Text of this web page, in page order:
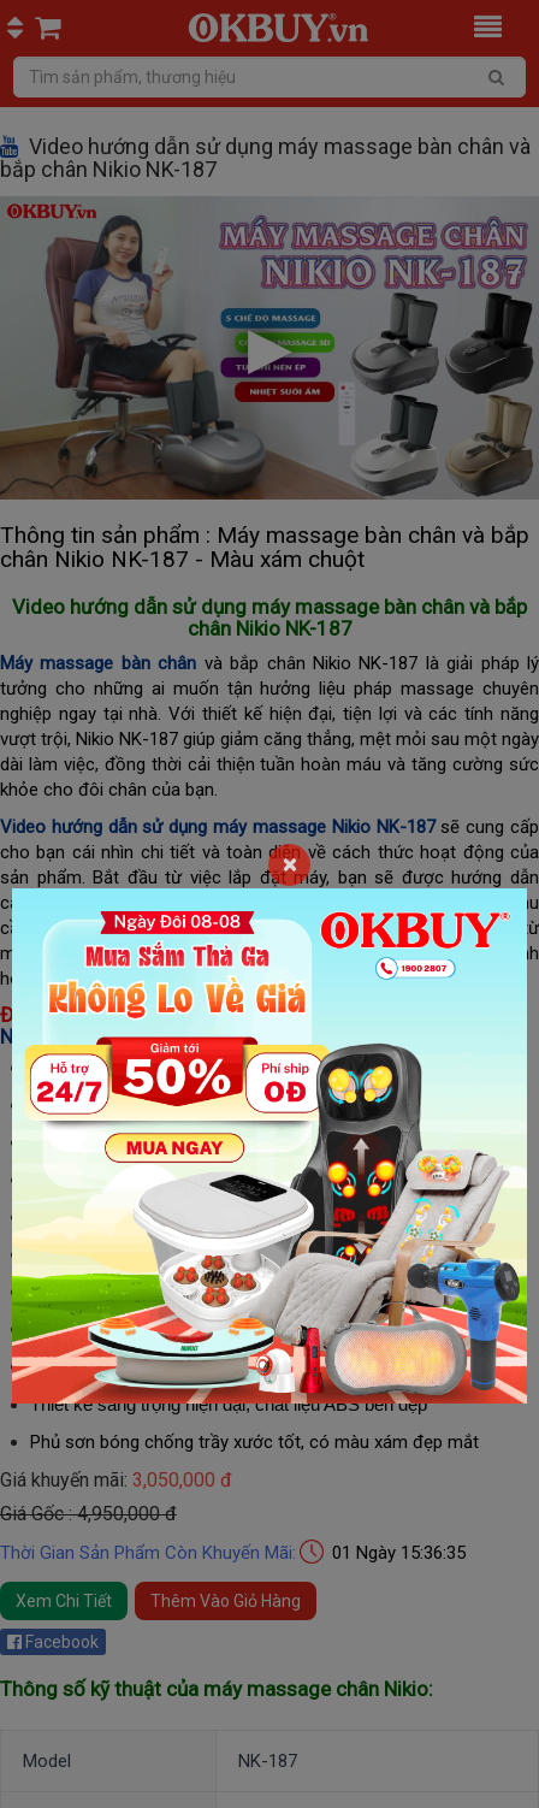
Video hướng dẫn sử dụng máy massage bàn chân và
bắp chân Nikio NK-187
Thông tin sản phẩm : Máy massage bàn chân và bắp
chân Nikio NK-187 - Màu xám chuột
Video hướng dẫn sử dụng máy massage bàn chân và bắp
chân Nikio NK-187
Máy massage bàn chân và bắp chân Nikio NK-187 là giải pháp lý
tưởng cho những ai muốn tận hưởng liệu pháp massage chuyên
nghiệp ngay tại nhà. Với thiết kế hiện đại, tiện lợi và các tính năng
vượt trội, Nikio NK-187 giúp giảm căng thẳng, mệt mỏi sau một ngày
dài làm việc, đồng thời cải thiện tuần hoàn máu và tăng cường sức
khỏe cho đôi chân của bạn.
Video hướng dẫn sử dụng máy massage Nikio NK-187sẽ cung cấp
cho bạn cái nhìn chi tiết và toàn diện về cách thức hoạt động của
sản phẩm. Bắt đầu từ việc lắp đặt máy, bạn sẽ được hướng dẫn
cách kết nối nguồn điện và điều chỉnh các thông số phù hợp với nhu
cầu cá nhân. Video sẽ giới thiệu các chế độ massage khác nhau, từ
massage nhẹ nhàng đến các chế độ mạnh mẽ hơn, giúp bạn linh
hoạt trong việc lựa chọn phương pháp thư giãn tối ưu.
Đặc điểm nổi bật của máy massage bàn chân và bắp chân
Nikio NK-187:
3 tính năng massage: con lăn, túi khí và nhiệt sưởi
Sử dụng con lăn 3D, massage các huyệt đạo bàn chân
Sử dụng túi khí nắn bóp mu bàn chân, gót chân, bắp chân.
Sử dụng nhiệt sưởi ấmgiúp máu huyết lưu thông
9 cường độ xoa bóp mạnh nhẹ tùy chỉnh theo nhu cầu
5 chế độ matxa cho bạn trải nghiệm thư giãn hoàn hảo
3 chế độ massage bắp chân tùy chỉnh theo nhu cầu
Tính năng hẹn giờ có 6 mốc: 5-10-15-20-25-30 phút.
Bảng điều khiển điện tử, hỗ trợ thêm remote điều khiển
Thiết kế sang trọng hiện đại, chất liệu ABS bền đẹp
Phủ sơn bóng chống trầy xước tốt, có màu xám đẹp mắt
Giá khuyến mãi: 3,050,000 đ
Giá Gốc : 4,950,000 đ
Thời Gian Sản Phẩm Còn Khuyến Mãi: 01 Ngày 15:36:34
Xem Chi Tiết Thêm Vào Giỏ Hàng
Facebook
Thông số kỹ thuật của máy massage chân Nikio:
Model NK-187
×